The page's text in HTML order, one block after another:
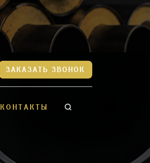
ЗАКАЗАТЬ ЗВОНОК
КОНТАКТЫ